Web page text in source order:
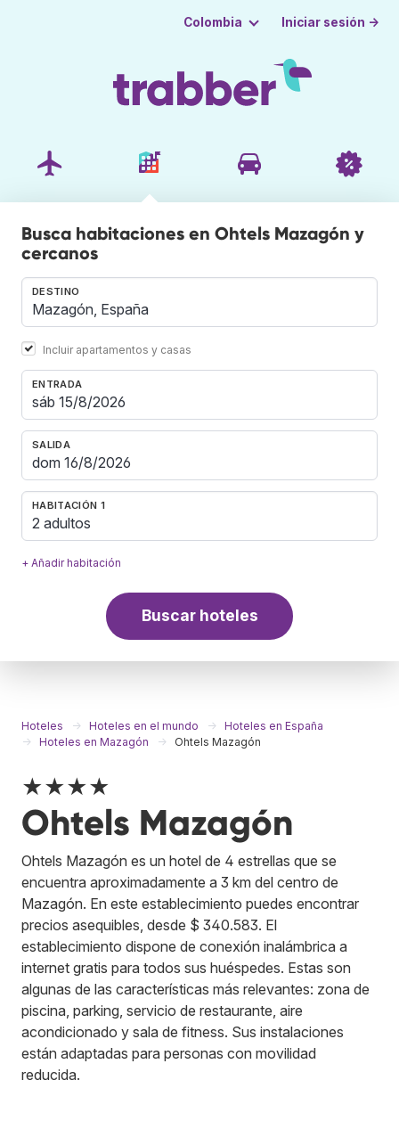
Colombia Iniciar sesión →
Busca habitaciones en Ohtels Mazagón y
cercanos
DESTINO
Incluir apartamentos y casas
ENTRADA
SALIDA
HABITACIÓN 1
2 adultos
+ Añadir habitación
Buscar hoteles
Hoteles Hoteles en el mundo
Hoteles en España
Hoteles en Mazagón
Ohtels Mazagón
★★★★
Ohtels Mazagón
Ohtels Mazagón es un hotel de 4 estrellas que se
encuentra aproximadamente a 3 km del centro de
Mazagón. En este establecimiento puedes encontrar
precios asequibles, desde $ 340.583. El
establecimiento dispone de conexión inalámbrica a
internet gratis para todos sus huéspedes. Estas son
algunas de las características más relevantes: zona de
piscina, parking, servicio de restaurante, aire
acondicionado y sala de fitness. Sus instalaciones
están adaptadas para personas con movilidad
reducida.